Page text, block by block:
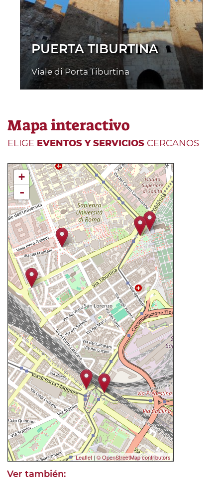
PUERTA TIBURTINA
Viale di Porta Tiburtina
Mapa interactivo
ELIGE EVENTOS Y SERVICIOS CERCANOS
+
-
Leaflet|© OpenStreetMap contributors